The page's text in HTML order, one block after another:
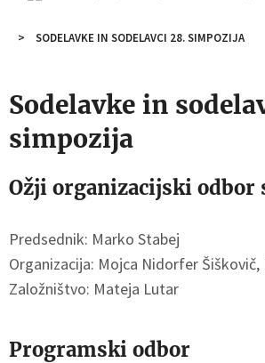
SODELAVKE IN SODELAVCI 28. SIMPOZIJA
Sodelavke in
simpozija
Ožji organizacijski odbor
Predsednik: Marko Stabej
Organizacija: Mojca Nidorfer Šiškovič,
Založništvo: Mateja Lutar
Programski odbor